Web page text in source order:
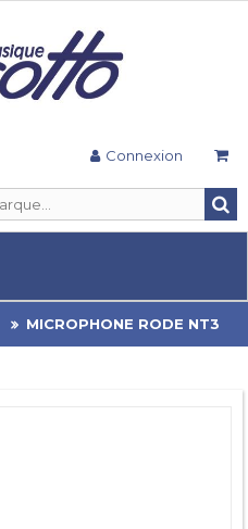
Connexion
MICROPHONE RODE NT3